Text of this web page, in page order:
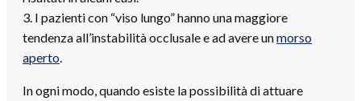
3. I pazienti con “viso lungo” hanno una maggiore
tendenza all’instabilità occlusale e ad avere unmorso
aperto
In ogni modo, quando esiste la possibilità di attuare